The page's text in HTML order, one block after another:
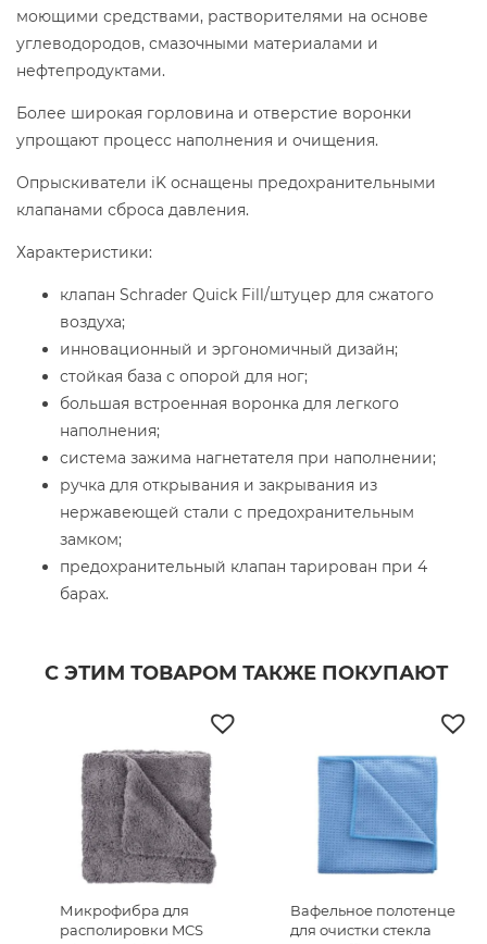
моющими средствами, растворителями на основе
углеводородов, смазочными материалами и
нефтепродуктами.
Более широкая горловина и отверстие воронки
упрощают процесс наполнения и очищения.
Опрыскиватели iK оснащены предохранительными
клапанами сброса давления.
Характеристики:
клапан Schrader Quick Fill/штуцер для сжатого
воздуха;
инновационный и эргономичный дизайн;
стойкая база с опорой для ног;
большая встроенная воронка для легкого
наполнения;
система зажима нагнетателя при наполнении;
ручка для открывания и закрывания из
нержавеющей стали с предохранительным
замком;
предохранительный клапан тарирован при 4
барах.
С ЭТИМ ТОВАРОМ ТАКЖЕ ПОКУПАЮТ
Микрофибра для
располировки MCS
Вафельное полотенце
для очистки стекла